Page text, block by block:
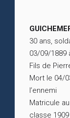
30 ans,
03/09/1889
Fils de
Mort le 04/
l’ennemi
Matricule
classe 1909